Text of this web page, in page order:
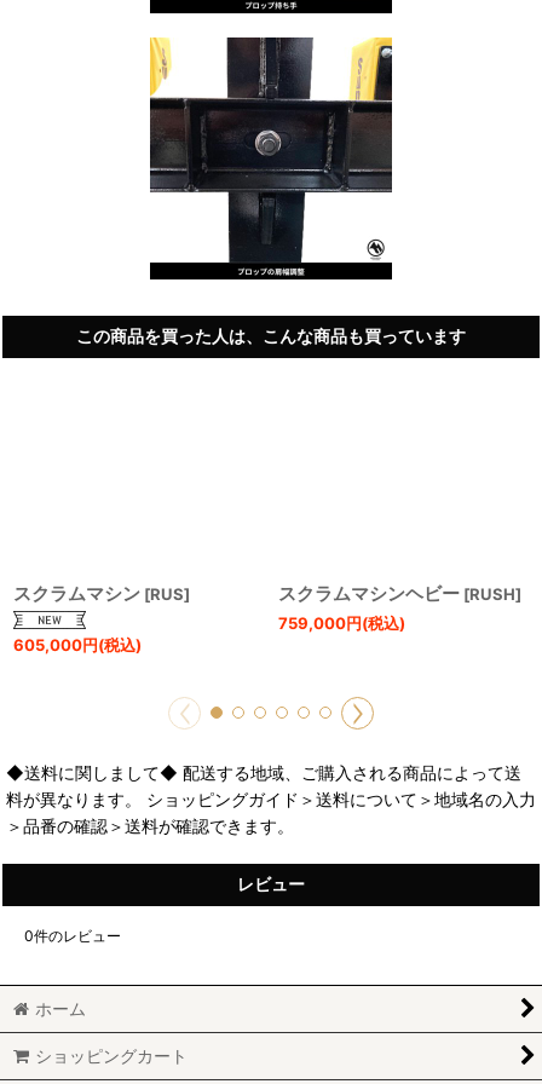
この商品を買った人は、こんな商品も買っています
スクラムマシン [RUS]
605,000円(税込)
スクラムマシンヘビー [RUSH]
759,000円(税込)
◆送料に関しまして◆ 配送する地域、ご購入される商品によって送
料が異なります。 ショッピングガイド＞送料について＞地域名の入力
＞品番の確認＞送料が確認できます。
レビュー
0件のレビュー
ホーム
ショッピングカート